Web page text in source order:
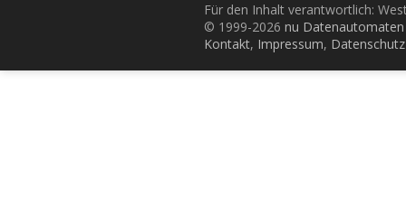
Für den Inhalt verantwortlich:
© 1999-2026 nu
Kontakt, Impressum, Datenschutz